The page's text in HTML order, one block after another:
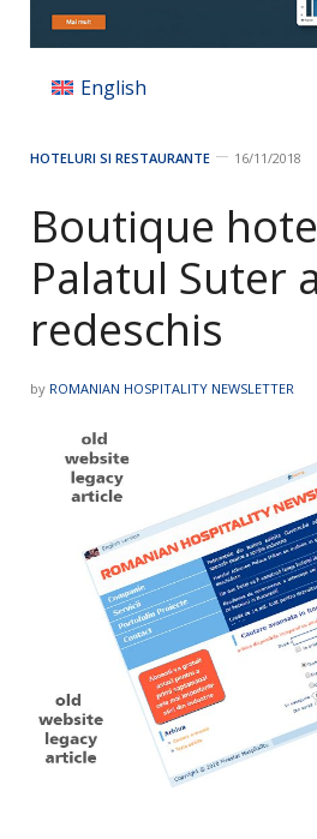
English
HOTELURI SI RESTAURANTE 16/11/2018
Boutique
Palatul Suter
redeschis
by ROMANIAN HOSPITALITY NEWSLETTER